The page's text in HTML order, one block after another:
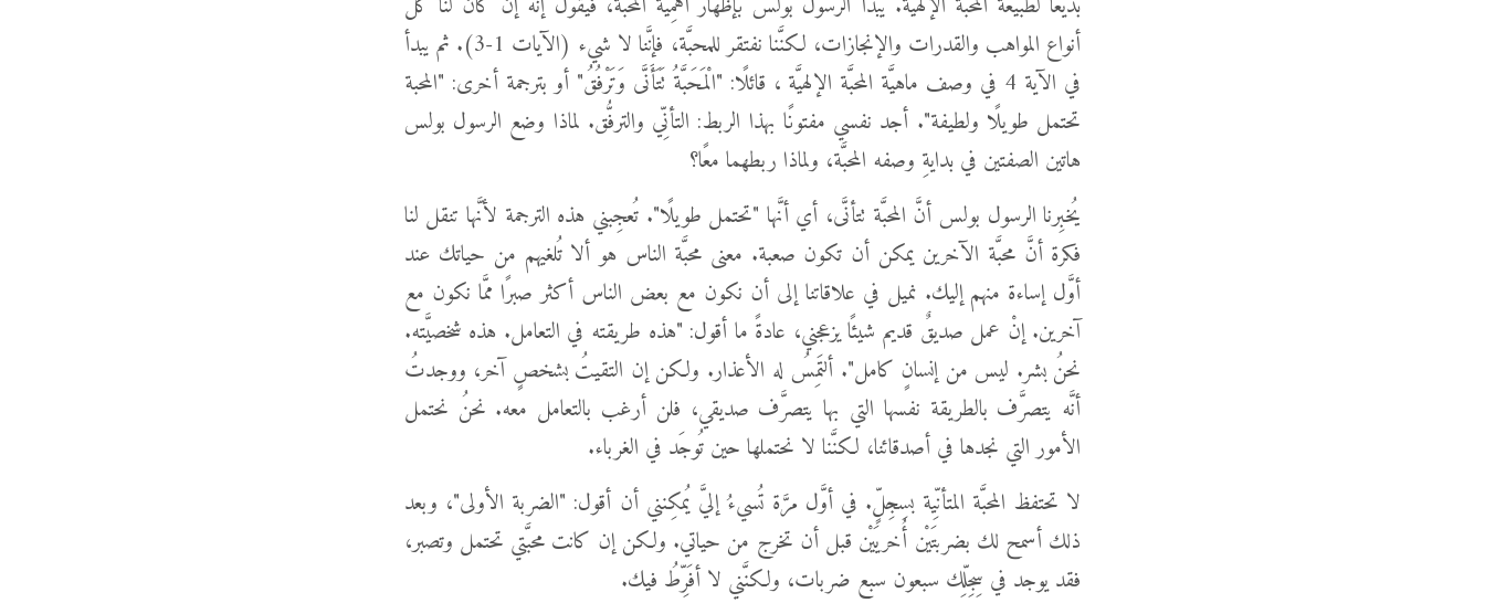
أنواع المواهب والقدرات والإنجازات، لكنَّنا نفتقر للمحبَّة، فإنَّنا لا شيء (الآيات 1-3). ثم يبدأ
في الآية 4 في وصف ماهيَّة المحبَّة الإلهيَّة ، قائلًا: "الْمَحَبَّةُ تَتَأَنَّى وَتَرْفُقُ" أو بترجمة أخرى: "المحبة
تحتمل طويلًا ولطيفة". أجد نفسي مفتونًا بهذا الربط: التأنِّي والترفُّق. لماذا وضع الرسول بولس
هاتين الصفتين في بدايةِ وصفه المحبَّة، ولماذا ربطهما معًا؟
يُخبِرنا الرسول بولس أنَّ المحبَّة تتأنَّى، أي أنَّها "تحتمل طويلًا". تُعجِبني هذه الترجمة لأنَّها تنقل لنا
فكرة أنَّ محبَّة الآخرين يمكن أن تكون صعبة. معنى محبَّة الناس هو ألا تُلغيهم من حياتك عند
أوَّل إساءة منهم إليك. نميل في علاقاتنا إلى أن نكون مع بعض الناس أكثر صبرًا ممَّا نكون مع
آخرين. إنْ عمل صديقٌ قديم شيئًا يزعجني، عادةً ما أقول: "هذه طريقته في التعامل. هذه شخصيَّته.
نحنُ بشر. ليس من إنسانٍ كامل". ألتَمِسُ له الأعذار. ولكن إن التقيتُ بشخصٍ آخر، ووجدتُ
أنَّه يتصرَّف بالطريقة نفسها التي بها يتصرَّف صديقي، فلن أرغب بالتعامل معه. نحنُ نحتمل
الأمور التي نجدها في أصدقائنا، لكنَّنا لا نحتملها حين تُوجَد في الغرباء.
لا تحتفظ المحبَّة المتأنِّية بسِجِلٍّ. في أوَّل مرَّة تُسيءُ إليَّ يُمكِنني أن أقول: "الضربة الأولى"، وبعد
ذلك أسمح لك بضربتَيْن أُخريَيْن قبل أن تخرج من حياتي. ولكن إن كانت محبَّتي تحتمل وتصبر،
فقد يوجد في سِجِلِّك سبعون سبع ضربات، ولكنَّني لا أفَرِّطُ فيك.